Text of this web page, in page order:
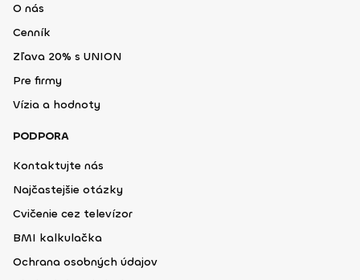
O nás
Cenník
Zľava 20% s UNION
Pre firmy
Vízia a hodnoty
PODPORA
Kontaktujte nás
Najčastejšie otázky
Cvičenie cez televízor
BMI kalkulačka
Ochrana osobných údajov